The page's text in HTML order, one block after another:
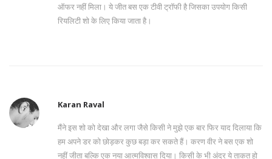
ऑफर नहीं मिला। ये जीत बस एक टीवी ट्रॉफी है जिसका उपयोग किसी
रियलिटी शो के लिए किया जाता है।
Karan Raval
मैंने इस शो को देखा और लगा जैसे किसी ने मुझे एक बार फिर याद दिलाया कि
हम अपने डर को छोड़कर कुछ बड़ा कर सकते हैं। करण वीर ने बस एक शो
नहीं जीता बल्कि एक नया आत्मविश्वास दिया। किसी के भी अंदर ये ताकत हो